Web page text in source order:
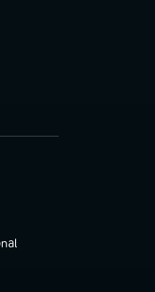
aba)
aba)
aba)
aba)